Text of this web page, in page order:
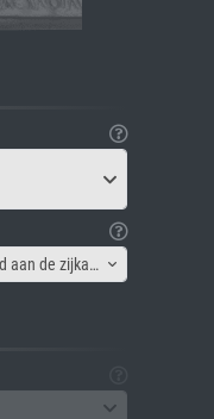
Canvas lijst - Afbeelding gespiegeld aan de zijkant